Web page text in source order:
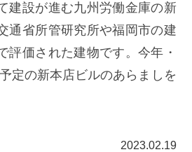
建設が進む九州労働金庫の新
通省所管研究所や福岡市の建
評価された建物です。今年・
定の新本店ビルのあらましを
2023.02.19